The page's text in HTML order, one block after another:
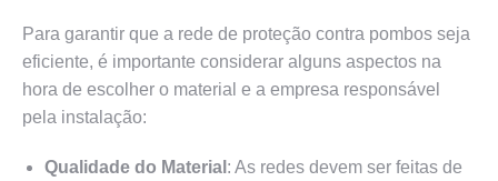
Para garantir que a rede de proteção contra pombos seja
eficiente, é importante considerar alguns aspectos na
hora de escolher o material e a empresa responsável
pela instalação:
Qualidade do Material : As redes devem ser feitas de